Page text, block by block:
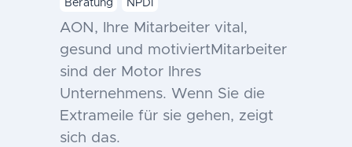
Beratung NPDI
AON, Ihre Mitarbeiter vital,
gesund und motiviertMitarbeiter
sind der Motor Ihres
Unternehmens. Wenn Sie die
Extrameile für sie gehen, zeigt
sich das.